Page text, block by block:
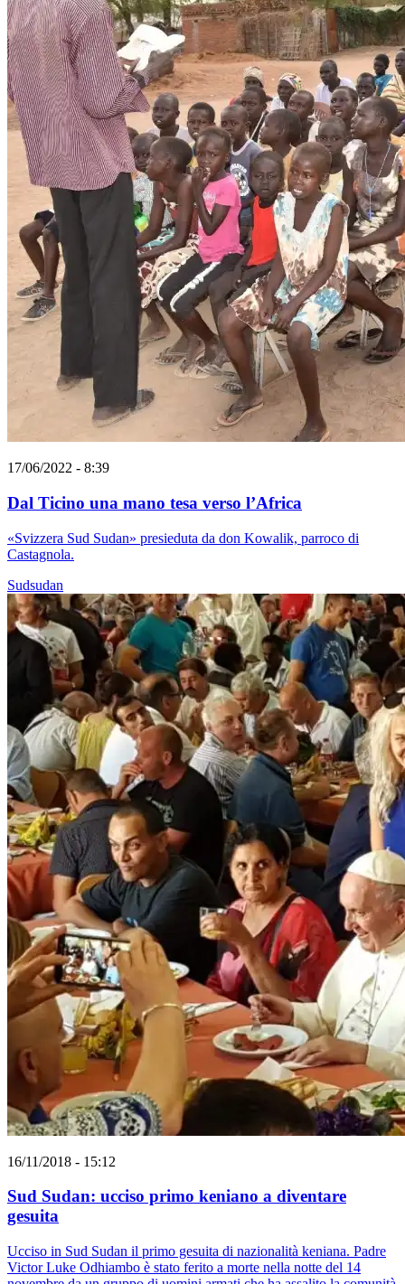
17/06/2022 - 8:39
Dal Ticino una mano tesa verso l’Africa
«Svizzera Sud Sudan» presieduta da don Kowalik, parroco di
Castagnola.
Sudsudan
16/11/2018 - 15:12
Sud Sudan: ucciso primo keniano a diventare
gesuita
Ucciso in Sud Sudan il primo gesuita di nazionalità keniana. Padre
Victor Luke Odhiambo è stato ferito a morte nella notte del 14